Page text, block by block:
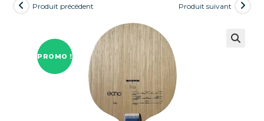
PROMO !
Produit précédent Produit suivant